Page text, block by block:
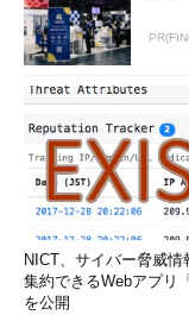
NICT、サイバー脅威情
集約できるWebアプリ
を公開